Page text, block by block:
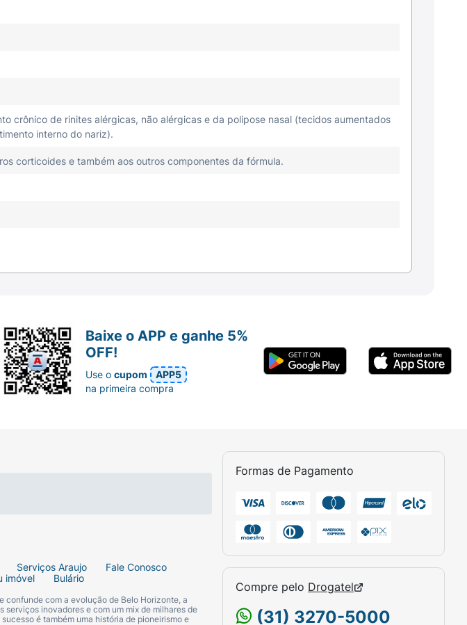
crônico de rinites alérgicas, não alérgicas e da polipose nasal (tecidos aumentados
interno do nariz).
corticoides e também aos outros componentes da fórmula.
Serviços Araujo
Fale Conosco
imóvel Bulário
confunde com a evolução de Belo Horizonte, a
inovadores e com um mix de milhares de
é também uma história de pioneirismo e
Formas de Pagamento
Compre pelo Drogatel
(31) 3270-5000
Baixe o APP e ganhe 5%
OFF!
Use ocupom
APP5
na primeira compra